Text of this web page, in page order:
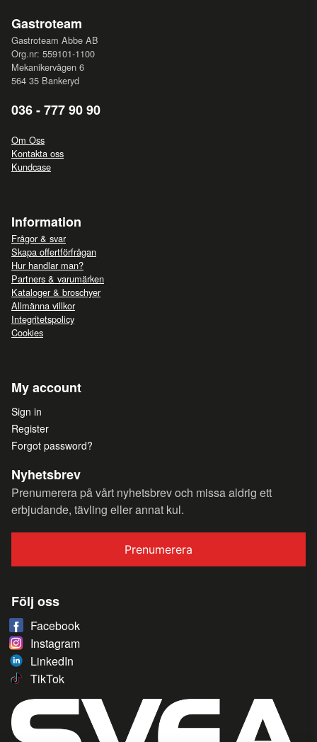
Gastroteam
Gastroteam Abbe AB
Org.nr: 559101-1100
Mekanikervägen 6
564 35 Bankeryd
036 - 777 90 90
Om Oss
Kontakta oss
Kundcase
Information
Frågor & svar
Skapa offertförfrågan
Hur handlar man?
Partners & varumärken
Kataloger & broschyer
Allmänna villkor
Integritetspolicy
Cookies
My account
Sign in
Register
Forgot password?
Nyhetsbrev
Prenumerera på vårt nyhetsbrev och missa aldrig ett
erbjudande, tävling eller annat kul.
Prenumerera
Följ oss
Facebook
Instagram
LinkedIn
TikTok